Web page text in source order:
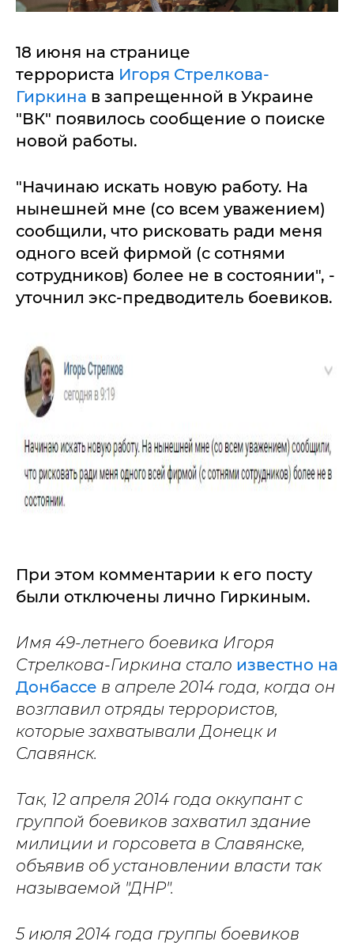
18 июня на странице
террориста Игоря Стрелкова-
Гиркина в запрещенной в Украине
"ВК" появилось сообщение о поиске
новой работы.
"Начинаю искать новую работу. На
нынешней мне (со всем уважением)
сообщили, что рисковать ради меня
одного всей фирмой (с сотнями
сотрудников) более не в состоянии", -
уточнил экс-предводитель боевиков.
При этом комментарии к его посту
были отключены лично Гиркиным.
Имя 49-летнего боевика Игоря
Стрелкова-Гиркина стало известно на
Донбассе в апреле 2014 года, когда он
возглавил отряды террористов,
которые захватывали Донецк и
Славянск.
Так, 12 апреля 2014 года оккупант с
группой боевиков захватил здание
милиции и горсовета в Славянске,
объявив об установлении власти так
называемой "ДНР".
5 июля 2014 года группы боевиков